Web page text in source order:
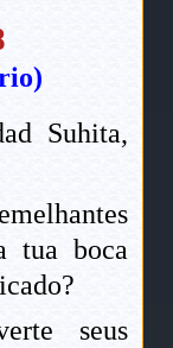
Suhita,
tua boca
seus